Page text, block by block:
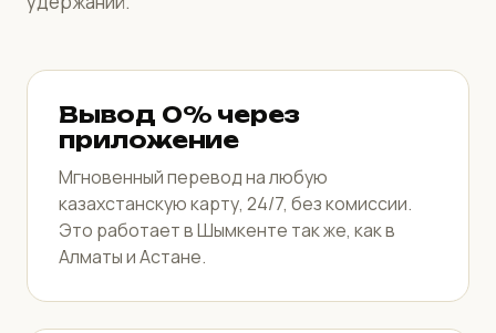
Вывод 0% через
приложение
Мгновенный перевод на любую
казахстанскую карту, 24/7, без комиссии.
Это работает в Шымкенте так же, как в
Алматы и Астане.